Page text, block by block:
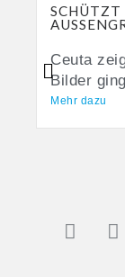
SCHÜTZT
Ceuta
Bilder
Mehr dazu